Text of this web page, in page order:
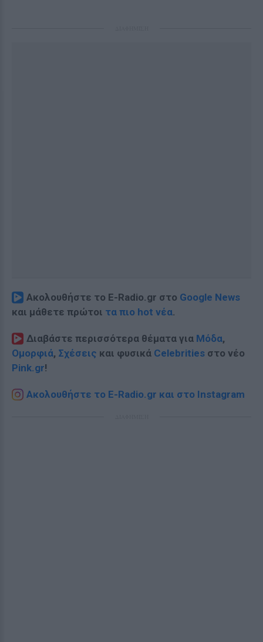
Ακολουθήστε το E-Radio.gr στο Google News
και μάθετε πρώτοι τα πιο hot νέα.
Διαβάστε περισσότερα θέματα για Μόδα,
Ομορφιά, Σχέσεις και φυσικά Celebrities στο νέο
Pink.gr!
Ακολουθήστε το E-Radio.gr και στο Instagram